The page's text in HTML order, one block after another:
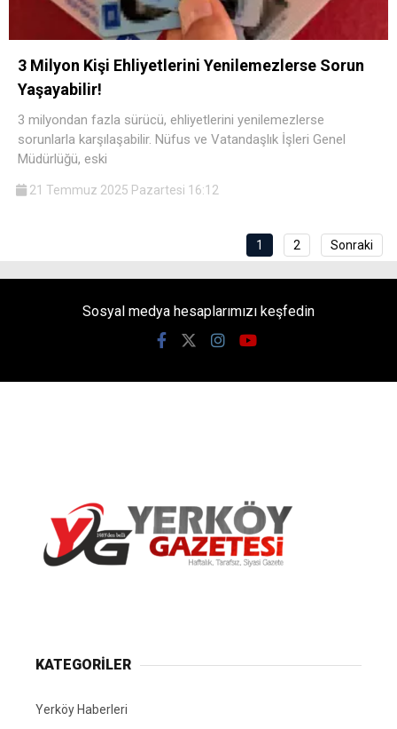
3 Milyon Kişi Ehliyetlerini Yenilemezlerse Sorun
Yaşayabilir!
3 milyondan fazla sürücü, ehliyetlerini yenilemezlerse
sorunlarla karşılaşabilir. Nüfus ve Vatandaşlık İşleri Genel
Müdürlüğü, eski
21 Temmuz 2025 Pazartesi 16:12
1 2 Sonraki
Sosyal medya hesaplarımızı keşfedin
KATEGORİLER
Yerköy Haberleri